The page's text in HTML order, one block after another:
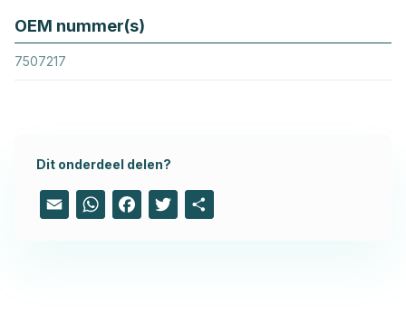
OEM nummer(s)
7507217
Dit onderdeel delen?
Email WhatsAppFacebook
Twitter